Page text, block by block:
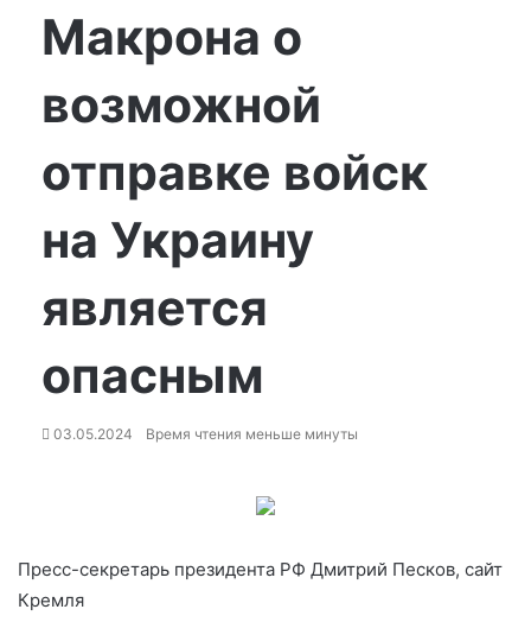
Макрона о
возможной
отправке войск
на Украину
является
опасным
03.05.2024 Время чтения меньше минуты
Пресс-секретарь президента РФ Дмитрий Песков, сайт
Кремля